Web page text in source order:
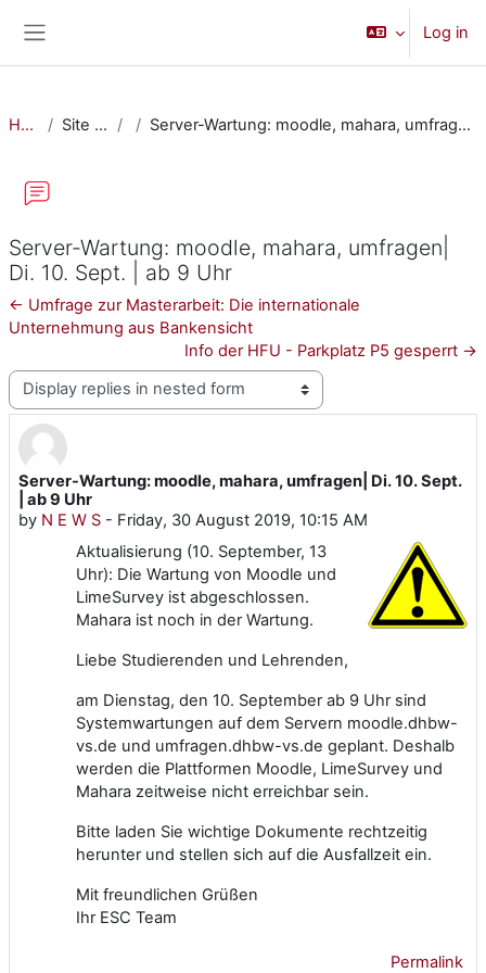
Log in
Home Site pages Server-Wartung: moodle, mahara, umfragen| Di. 10. Sept. | ab 9 Uhr
Server-Wartung: moodle, mahara, umfragen|
Di. 10. Sept. | ab 9 Uhr
← Umfrage zur Masterarbeit: Die internationale
Unternehmung aus Bankensicht
Info der HFU - Parkplatz P5 gesperrt →
Display mode
Server-Wartung: moodle, mahara, umfragen| Di. 10. Sept.
| ab 9 Uhr
by N E W S - Friday, 30 August 2019, 10:15 AM
Number of replies: 0
Aktualisierung (10. September, 13
Uhr): Die Wartung von Moodle und
LimeSurvey ist abgeschlossen.
Mahara ist noch in der Wartung.
Liebe Studierenden und Lehrenden,
am Dienstag, den 10. September ab 9 Uhr sind
Systemwartungen auf dem Servern moodle.dhbw-
vs.de und umfragen.dhbw-vs.de geplant. Deshalb
werden die Plattformen Moodle, LimeSurvey und
Mahara zeitweise nicht erreichbar sein.
Bitte laden Sie wichtige Dokumente rechtzeitig
herunter und stellen sich auf die Ausfallzeit ein.
Mit freundlichen Grüßen
Ihr ESC Team
Permalink